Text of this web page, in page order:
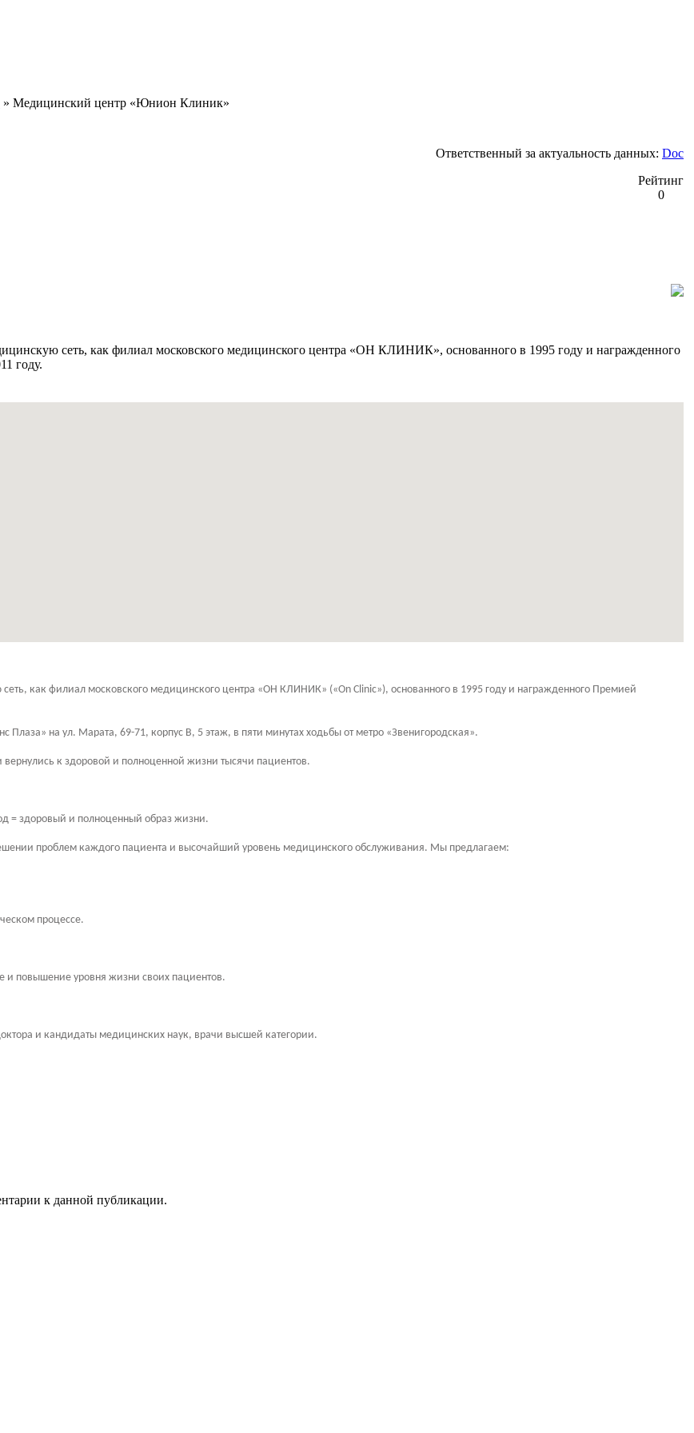
» Медицинский центр «Юнион Клиник»
Ответственный за актуальность данных: Doc
Рейтинг
0
сеть, как филиал московского медицинского центра «ОН КЛИНИК», основанного в 1995 году и награжденного
году.
как филиал московского медицинского центра «ОН КЛИНИК» («On Clinic»), основанного в 1995 году и награжденного Премией
Плаза» на ул. Марата, 69-71, корпус В, 5 этаж, в пяти минутах ходьбы от метро «Звенигородская».
к здоровой и полноценной жизни тысячи пациентов.
= здоровый и полноценный образ жизни.
проблем каждого пациента и высочайший уровень медицинского обслуживания. Мы предлагаем:
процессе.
и повышение уровня жизни своих пациентов.
и кандидаты медицинских наук, врачи высшей категории.
к данной публикации.